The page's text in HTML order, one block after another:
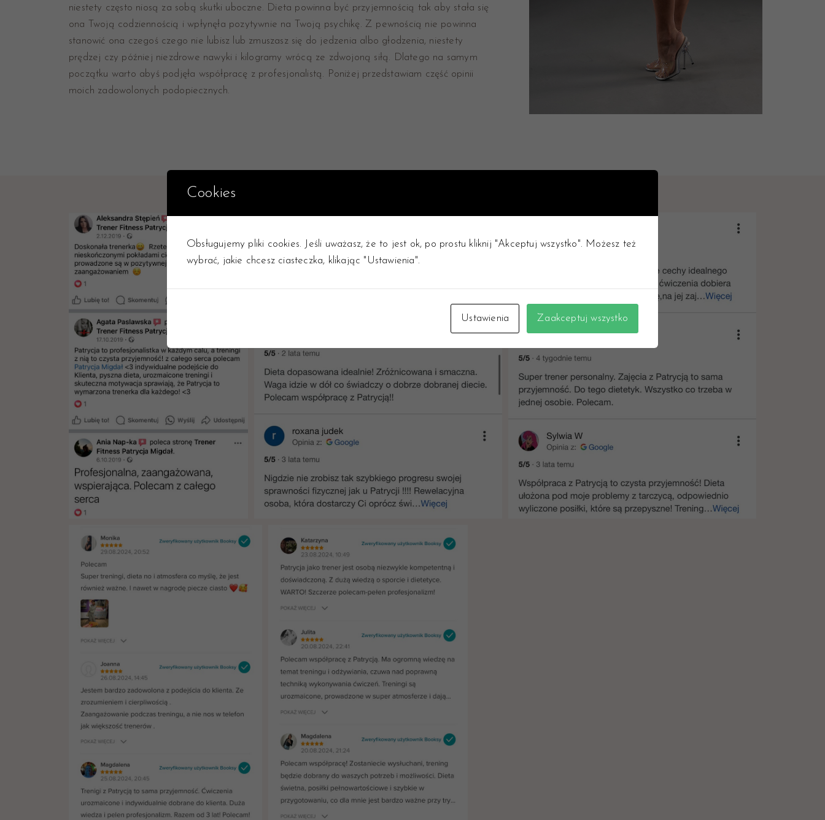
niestety często niosą za sobą skutki uboczne. Dieta powinna być przyjemnością tak aby stała się
ona Twoją codziennością i wpłynęła pozytywnie na Twoją psychikę. Z pewnością nie powinna
stanowić ona czegoś czego nie lubisz lub zmuszasz się do jedzenia albo głodzenia, niestety
prędzej czy później niezdrowe nawyki i kilogramy wrócą ze zdwojoną siłą. Dlatego na samym
początku warto abyś podjęła współpracę z profesjonalistą. Poniżej przedstawiam część opinii
moich zadowolonych podopiecznych.
Cookies
Obsługujemy pliki cookies. Jeśli uważasz, że to jest ok, po prostu kliknij "Akceptuj wszystko". Możesz też
wybrać, jakie chcesz ciasteczka, klikając "Ustawienia".
Ustawienia Zaakceptuj wszystko